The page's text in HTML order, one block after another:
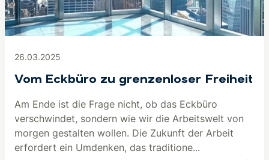
26.03.2025
Vom Eckbüro zu grenzenloser Freiheit
Am Ende ist die Frage nicht, ob das Eckbüro
verschwindet, sondern wie wir die Arbeitswelt von
morgen gestalten wollen. Die Zukunft der Arbeit
erfordert ein Umdenken, das traditione...